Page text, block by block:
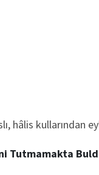
hâlis kullarından
Tutmamakta